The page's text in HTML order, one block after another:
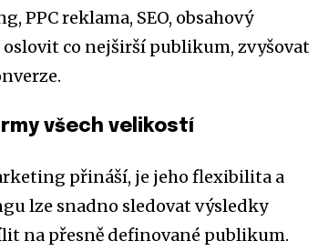
PPC reklama, SEO, obsahový
co nejširší publikum, zvyšovat
všech velikostí
přináší, je jeho flexibilita a
lze snadno sledovat výsledky
na přesně definované publikum.